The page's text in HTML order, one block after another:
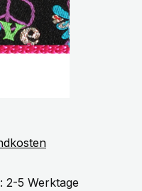
2-5 Werktage